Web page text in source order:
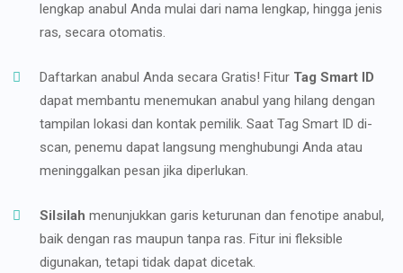
lengkap anabul Anda mulai dari nama lengkap, hingga jenis
ras, secara otomatis.
Daftarkan anabul Anda secara Gratis! Fitur Tag Smart ID
dapat membantu menemukan anabul yang hilang dengan
tampilan lokasi dan kontak pemilik. Saat Tag Smart ID di-
scan, penemu dapat langsung menghubungi Anda atau
meninggalkan pesan jika diperlukan.
Silsilah menunjukkan garis keturunan dan fenotipe anabul,
baik dengan ras maupun tanpa ras. Fitur ini fleksible
digunakan, tetapi tidak dapat dicetak.